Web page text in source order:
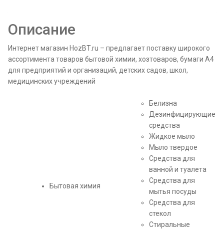
Описание
Интернет магазин HozBT.ru – предлагает поставку широкого
ассортимента товаров бытовой химии, хозтоваров, бумаги А4
для предприятий и организаций, детских садов, школ,
медицинских учреждений
Бытовая химия
Белизна
Дезинфицирующие
средства
Жидкое мыло
Мыло твердое
Средства для
ванной и туалета
Средства для
мытья посуды
Средства для
стекол
Стиральные